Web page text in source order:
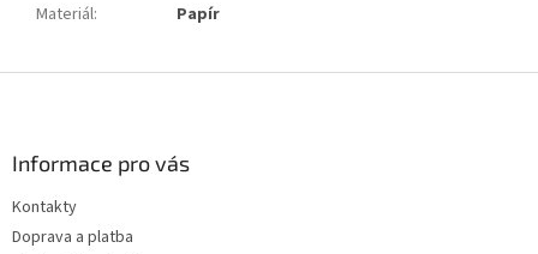
Materiál: Papír
Informace pro vás
Kontakty
Doprava a platba